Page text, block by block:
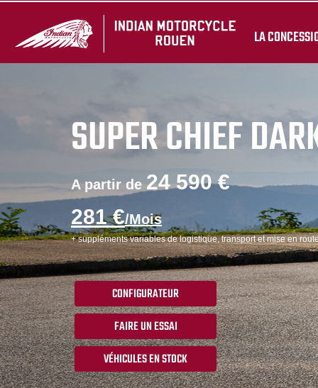
LA
SUPER CHIEF
A partir de24 590 €
281 €/Mois
+ suppléments variables de logistique, transport et mise en
CONFIGURATEUR
FAIRE UN ESSAI
VÉHICULES EN STOCK